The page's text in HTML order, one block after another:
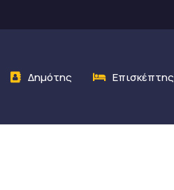
Δημότης Επισκέπτης